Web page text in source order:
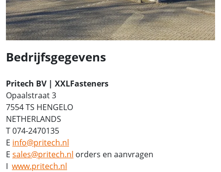
Bedrijfsgegevens
Pritech BV | XXLFasteners
Opaalstraat 3
7554 TS HENGELO
NETHERLANDS
T 074-2470135
E info@pritech.nl
E sales@pritech.nl orders en aanvragen
I www.pritech.nl